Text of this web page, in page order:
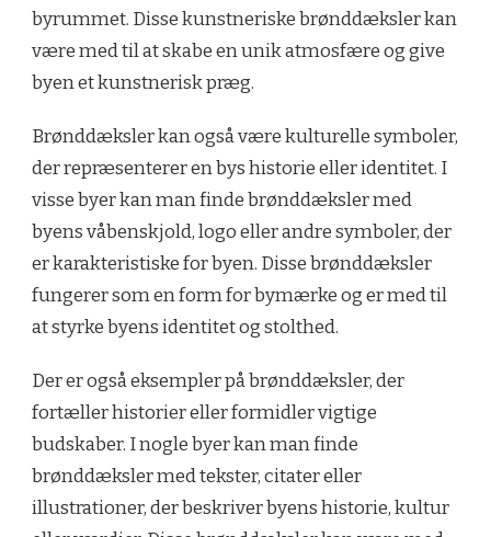
byrummet. Disse kunstneriske brønddæksler kan
være med til at skabe en unik atmosfære og give
byen et kunstnerisk præg.
Brønddæksler kan også være kulturelle symboler,
der repræsenterer en bys historie eller identitet. I
visse byer kan man finde brønddæksler med
byens våbenskjold, logo eller andre symboler, der
er karakteristiske for byen. Disse brønddæksler
fungerer som en form for bymærke og er med til
at styrke byens identitet og stolthed.
Der er også eksempler på brønddæksler, der
fortæller historier eller formidler vigtige
budskaber. I nogle byer kan man finde
brønddæksler med tekster, citater eller
illustrationer, der beskriver byens historie, kultur